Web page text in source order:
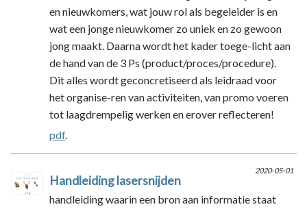
en nieuwkomers, wat jouw rol als begeleider is en
wat een jonge nieuwkomer zo uniek en zo gewoon
jong maakt. Daarna wordt het kader toege-licht aan
de hand van de 3 Ps (product/proces/procedure).
Dit alles wordt geconcretiseerd als leidraad voor
het organise-ren van activiteiten, van promo voeren
tot laagdrempelig werken en erover reflecteren!
pdf.
2020-05-01
Handleiding lasersnijden
handleiding waarin een bron aan informatie staat